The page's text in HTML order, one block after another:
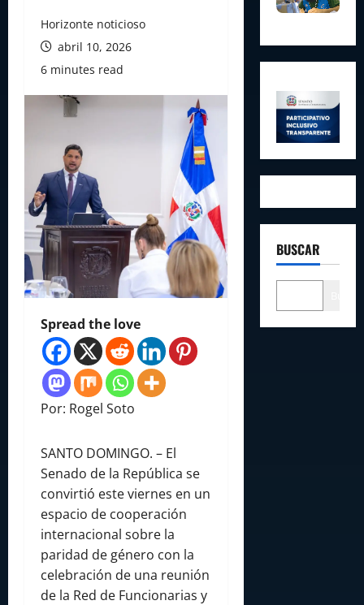
Horizonte noticioso
abril 10, 2026
6 minutes read
Spread the love
Por: Rogel Soto
SANTO DOMINGO. – El
Senado de la República se
convirtió este viernes en un
espacio de cooperación
internacional sobre la
paridad de género con la
celebración de una reunión
de la Red de Funcionarias y
BUSCAR